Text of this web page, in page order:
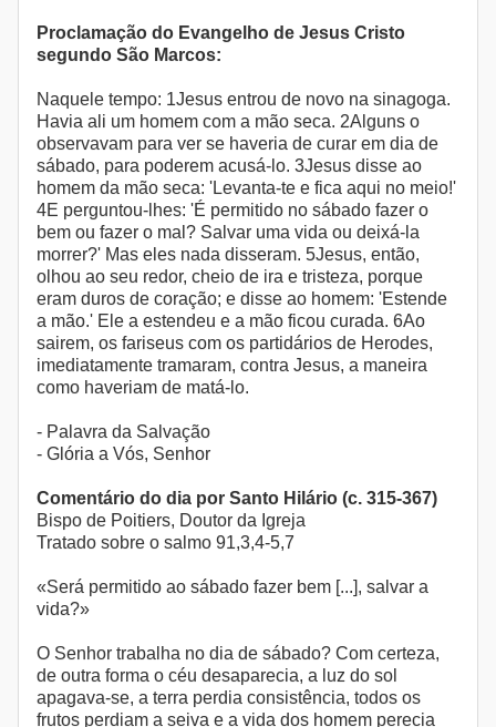
Proclamação do Evangelho de Jesus Cristo
segundo São Marcos:
Naquele tempo: 1Jesus entrou de novo na sinagoga.
Havia ali um homem com a mão seca. 2Alguns o
observavam para ver se haveria de curar em dia de
sábado, para poderem acusá-lo. 3Jesus disse ao
homem da mão seca: 'Levanta-te e fica aqui no meio!'
4E perguntou-lhes: 'É permitido no sábado fazer o
bem ou fazer o mal? Salvar uma vida ou deixá-la
morrer?' Mas eles nada disseram. 5Jesus, então,
olhou ao seu redor, cheio de ira e tristeza, porque
eram duros de coração; e disse ao homem: 'Estende
a mão.' Ele a estendeu e a mão ficou curada. 6Ao
sairem, os fariseus com os partidários de Herodes,
imediatamente tramaram, contra Jesus, a maneira
como haveriam de matá-lo.
- Palavra da Salvação
- Glória a Vós, Senhor
Comentário do dia por Santo Hilário (c. 315-367)
Bispo de Poitiers, Doutor da Igreja
Tratado sobre o salmo 91,3,4-5,7
«Será permitido ao sábado fazer bem [...], salvar a
vida?»
O Senhor trabalha no dia de sábado? Com certeza,
de outra forma o céu desaparecia, a luz do sol
apagava-se, a terra perdia consistência, todos os
frutos perdiam a seiva e a vida dos homem perecia